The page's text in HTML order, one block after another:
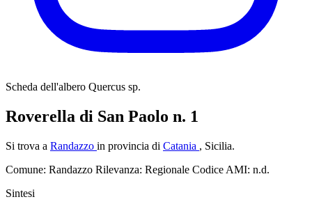
Scheda dell'albero Quercus sp.
Roverella di San Paolo n. 1
Si trova a Randazzo in provincia di Catania , Sicilia.
Comune: Randazzo Rilevanza: Regionale Codice AMI: n.d.
Sintesi